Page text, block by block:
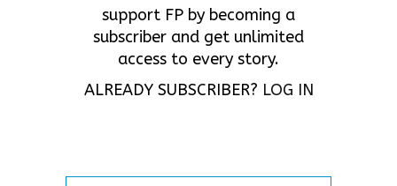
support FP by becoming a
subscriber and get unlimited
access to every story.
ALREADY SUBSCRIBER? LOG IN